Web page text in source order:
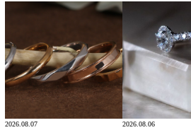
2026.08.07
2026.08.06